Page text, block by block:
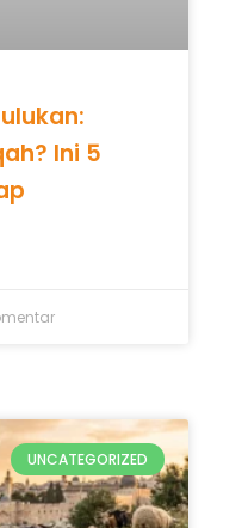
Ini 5
UNCATEGORIZED